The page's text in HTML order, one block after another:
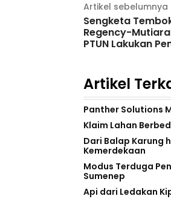
Artikel sebelumnya
Sengketa
Regency-
PTUN Lakukan
Artikel
Panther Solutions
Klaim Lahan
Dari Balap Karung
Kemerdekaan
Modus Terduga
Sumenep
Api dari Ledakan